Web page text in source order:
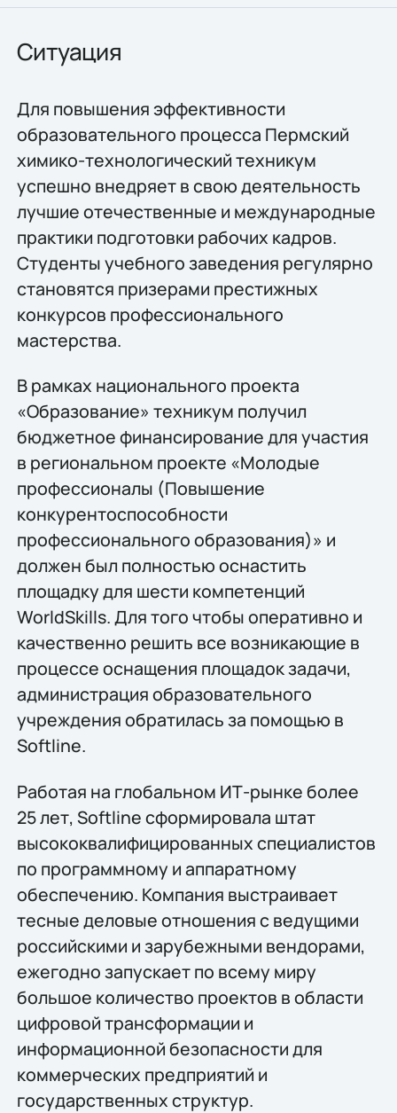
Ситуация
Для повышения эффективности
образовательного процесса Пермский
химико-технологический техникум
успешно внедряет в свою деятельность
лучшие отечественные и международные
практики подготовки рабочих кадров.
Студенты учебного заведения регулярно
становятся призерами престижных
конкурсов профессионального
мастерства.
В рамках национального проекта
«Образование» техникум получил
бюджетное финансирование для участия
в региональном проекте «Молодые
профессионалы (Повышение
конкурентоспособности
профессионального образования)» и
должен был полностью оснастить
площадку для шести компетенций
WorldSkills. Для того чтобы оперативно и
качественно решить все возникающие в
процессе оснащения площадок задачи,
администрация образовательного
учреждения обратилась за помощью в
Softline.
Работая на глобальном ИТ-рынке более
25 лет, Softline сформировала штат
высококвалифицированных специалистов
по программному и аппаратному
обеспечению. Компания выстраивает
тесные деловые отношения с ведущими
российскими и зарубежными вендорами,
ежегодно запускает по всему миру
большое количество проектов в области
цифровой трансформации и
информационной безопасности для
коммерческих предприятий и
государственных структур.